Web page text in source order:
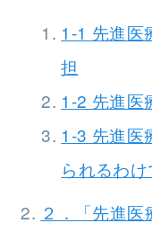
1-1 先進医
担
1-2 先進医
1-3 先進医
られるわけ
２．「先進